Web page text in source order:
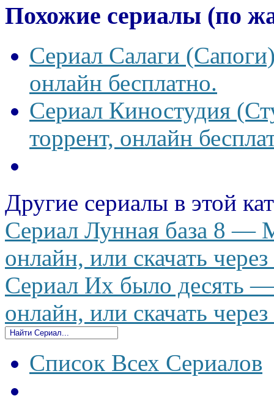
Похожие сериалы (по
Сериал Салаги
онлайн бесплатно.
Сериал Киностудия
торрент, онлайн
Другие сериалы в этой
Сериал Лунная база 8 —
онлайн, или скачать
Сериал Их было десять
онлайн, или скачать
Список Всех Сериалов